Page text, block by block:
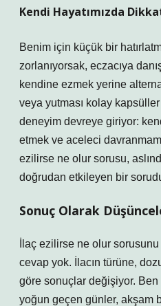
Kendi Hayatımızda
Benim için küçük bir
zorlanıyorsak, eczacıya
kendine ezmek yerine
veya yutması kolay
deneyim devreye giriyor:
etmek ve aceleci
ezilirse ne olur sorusu,
doğrudan etkileyen bir
Sonuç Olarak
İlaç ezilirse ne olur
cevap yok. İlacın türüne,
göre sonuçlar değişiyor. Ben
yoğun geçen günler, akşam